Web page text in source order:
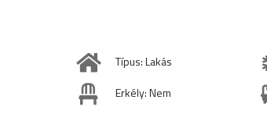
Típus: Lakás
Erkély: Nem